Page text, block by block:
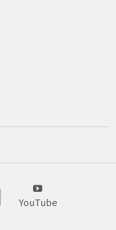
YouTube